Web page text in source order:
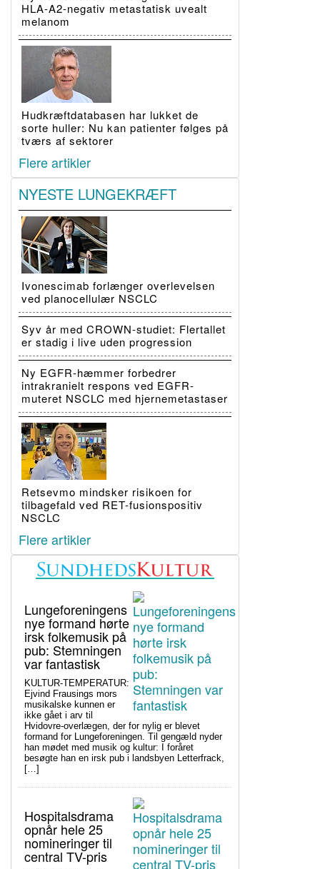
HLA-A2-negativ metastatisk uvealt
melanom
Hudkræftdatabasen har lukket de
sorte huller: Nu kan patienter følges på
tværs af sektorer
Flere artikler
NYESTE LUNGEKRÆFT
Ivonescimab forlænger overlevelsen
ved planocellulær NSCLC
Syv år med CROWN-studiet: Flertallet
er stadig i live uden progression
Ny EGFR-hæmmer forbedrer
intrakranielt respons ved EGFR-
muteret NSCLC med hjernemetastaser
Retsevmo mindsker risikoen for
tilbagefald ved RET-fusionspositiv
NSCLC
Flere artikler
Lungeforeningens
nye formand hørte
irsk folkemusik på
pub: Stemningen
var fantastisk
KULTUR-TEMPERATUR:
Ejvind Frausings mors
musikalske kunnen er
ikke gået i arv til
Hvidovre-overlægen, der for nylig er blevet
formand for Lungeforeningen. Til gengæld nyder
han mødet med musik og kultur: I foråret
besøgte han en irsk pub i landsbyen Letterfrack,
[…]
Hospitalsdrama
opnår hele 25
nomineringer til
central TV-pris